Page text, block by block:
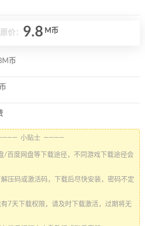
原价： 9.8 M币
币
小贴士 ————
/百度网盘等下载途径，不同游戏下载途径会
压码或激活码，下载后尽快安装，密码不定
7天下载权限，请及时下载激活，过期将无